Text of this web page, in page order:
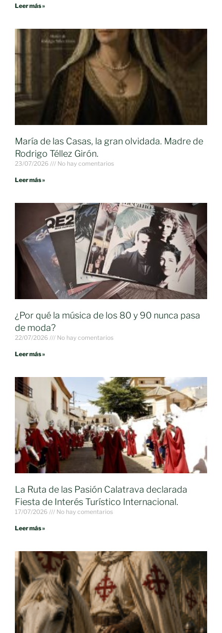
Leer más »
María de las Casas, la gran olvidada. Madre de
Rodrigo Téllez Girón.
23/07/2026 No hay comentarios
Leer más »
¿Por qué la música de los 80 y 90 nunca pasa
de moda?
22/07/2026 No hay comentarios
Leer más »
La Ruta de las Pasión Calatrava declarada
Fiesta de Interés Turístico Internacional.
17/07/2026 No hay comentarios
Leer más »